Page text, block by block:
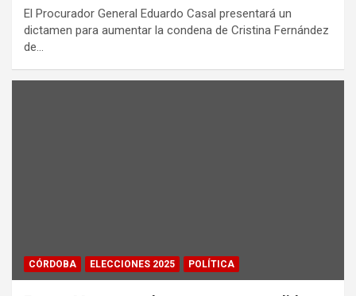
El Procurador General Eduardo Casal presentará un
dictamen para aumentar la condena de Cristina Fernández
de…
CÓRDOBA ELECCIONES 2025 POLÍTICA